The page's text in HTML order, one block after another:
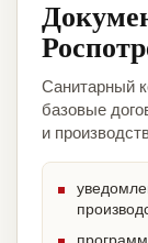
Санитарный
базовые
и